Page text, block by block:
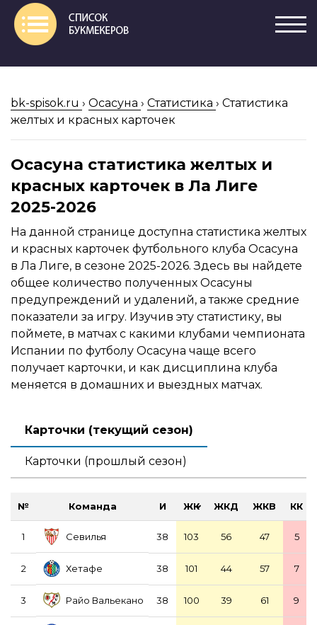
bk-spisok.ru › Осасуна › Статистика › Статистика
желтых и красных карточек
Осасуна статистика желтых и
красных карточек в Ла Лиге
2025-2026
На данной странице доступна статистика желтых
и красных карточек футбольного клуба Осасуна
в Ла Лиге, в сезоне 2025-2026. Здесь вы найдете
общее количество полученных Осасуны
предупреждений и удалений, а также средние
показатели за игру. Изучив эту статистику, вы
поймете, в матчах с какими клубами чемпионата
Испании по футболу Осасуна чаще всего
получает карточки, и как дисциплина клуба
меняется в домашних и выездных матчах.
Карточки (текущий сезон)
Карточки (прошлый сезон)
№ Команда И ЖК ЖКД ЖКВ КК
1 Севилья 38 103 56 47 5
2 Хетафе 38 101 44 57 7
3 Райо Вальекано 38 100 39 61 9